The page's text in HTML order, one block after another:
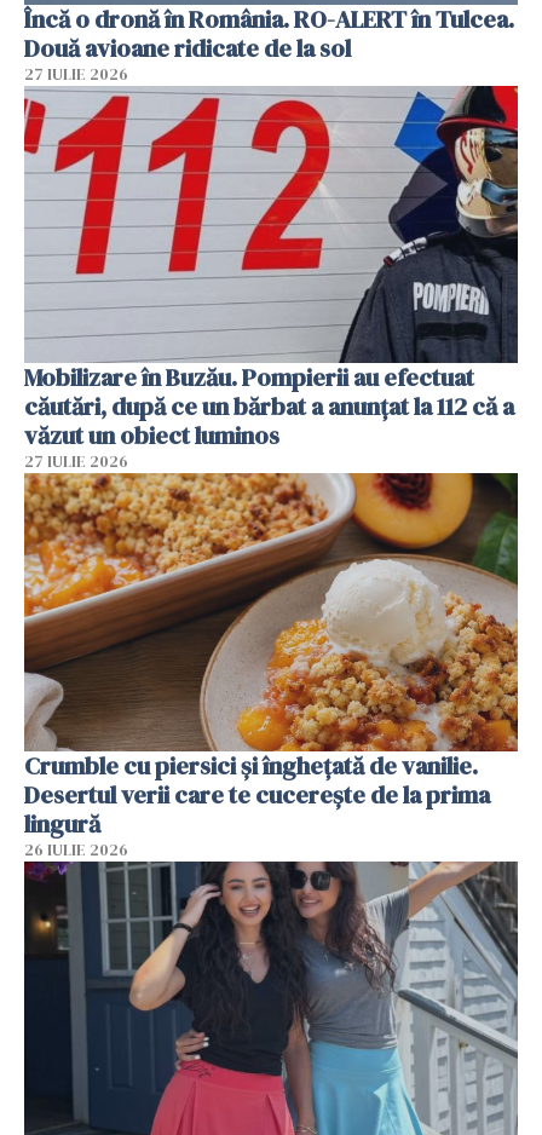
Încă o dronă în România. RO-ALERT în Tulcea.
Două avioane ridicate de la sol
27 IULIE 2026
Mobilizare în Buzău. Pompierii au efectuat
căutări, după ce un bărbat a anunțat la 112 că a
văzut un obiect luminos
27 IULIE 2026
Crumble cu piersici și înghețată de vanilie.
Desertul verii care te cucerește de la prima
lingură
26 IULIE 2026